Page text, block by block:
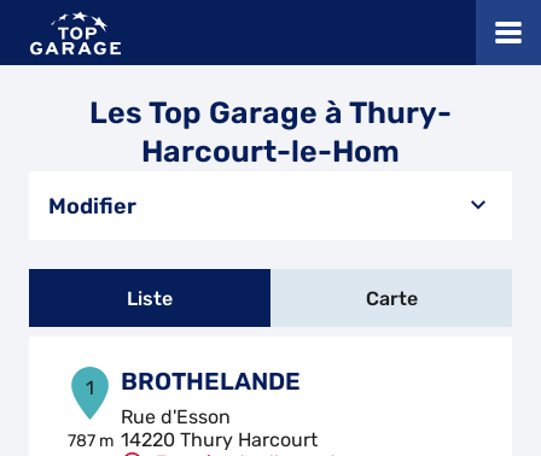
Les Top Garage à Thury-
Harcourt-le-Hom
Modifier
Liste Carte
1
787 m
BROTHELANDE
Rue d'Esson
14220 Thury Harcourt